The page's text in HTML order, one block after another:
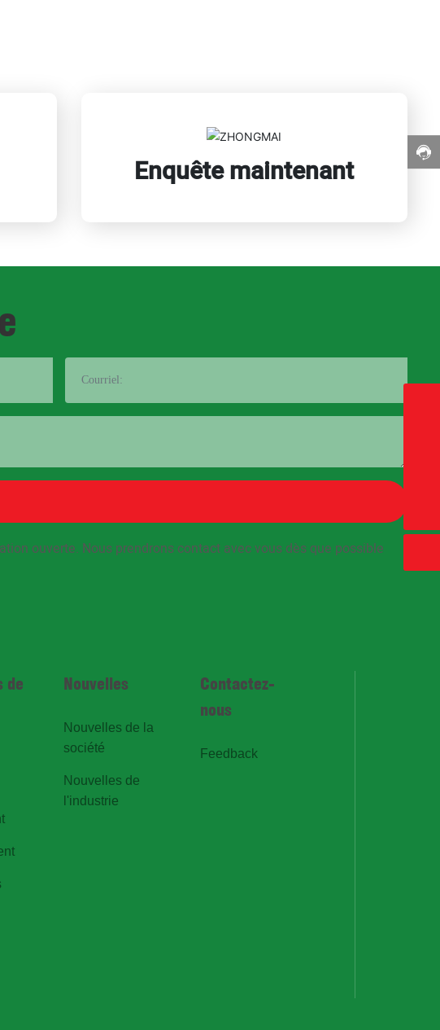
Enquête maintenant
ouverte. Nous prendrons contact avec vous dès que possible
de
Nouvelles
Nouvelles de la
société
Nouvelles de
l'industrie
Contactez-
nous
Feedback
E-mail
8613515398886